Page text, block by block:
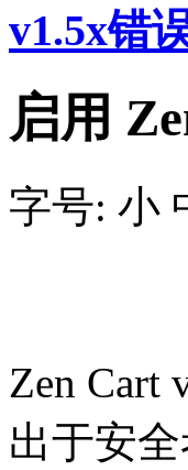
v1.5x错
启用
字号: 小
Zen Cart
出于安